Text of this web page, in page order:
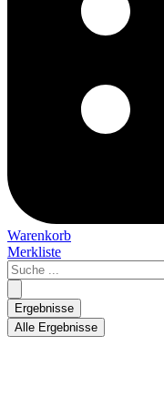
Warenkorb
Merkliste
Search
...
Ergebnisse
Alle Ergebnisse